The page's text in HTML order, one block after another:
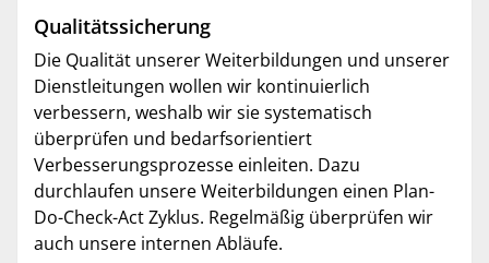
Qualitätssicherung
Die Qualität unserer Weiterbildungen und unserer
Dienstleitungen wollen wir kontinuierlich
verbessern, weshalb wir sie systematisch
überprüfen und bedarfsorientiert
Verbesserungsprozesse einleiten. Dazu
durchlaufen unsere Weiterbildungen einen Plan-
Do-Check-Act Zyklus. Regelmäßig überprüfen wir
auch unsere internen Abläufe.